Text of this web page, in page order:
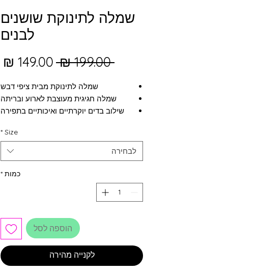
שמלה לתינוקת שושנים
לבנים
‏199.00 ‏₪
מחיר
שמלה לתינוקת מבית ציפי דבש
שמלה חגיגית מעוצבת לארוע ובריתה
שילוב בדים יוקרתיים ואיכותיים בתפירה
Size
*
לבחירה
כמות *
הוספה לסל
לקנייה מהירה